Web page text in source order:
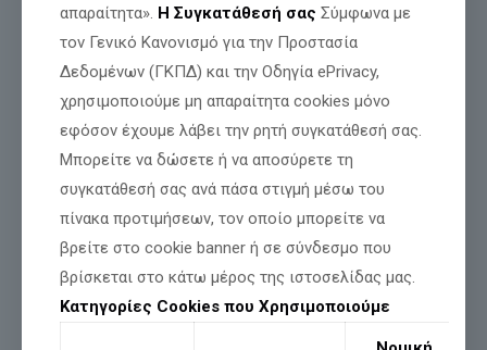
απαραίτητα». Η Συγκατάθεσή σας Σύμφωνα με
τον Γενικό Κανονισμό για την Προστασία
Δεδομένων (ΓΚΠΔ) και την Οδηγία ePrivacy,
χρησιμοποιούμε μη απαραίτητα cookies μόνο
εφόσον έχουμε λάβει την ρητή συγκατάθεσή σας.
Μπορείτε να δώσετε ή να αποσύρετε τη
συγκατάθεσή σας ανά πάσα στιγμή μέσω του
πίνακα προτιμήσεων, τον οποίο μπορείτε να
βρείτε στο cookie banner ή σε σύνδεσμο που
βρίσκεται στο κάτω μέρος της ιστοσελίδας μας.
Κατηγορίες Cookies που Χρησιμοποιούμε